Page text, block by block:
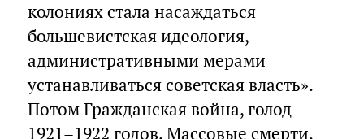
колониях стала насаждаться
большевистская идеология,
административными мерами
устанавливаться советская власть».
Потом Гражданская война, голод
1921–1922 годов. Массовые смерти,